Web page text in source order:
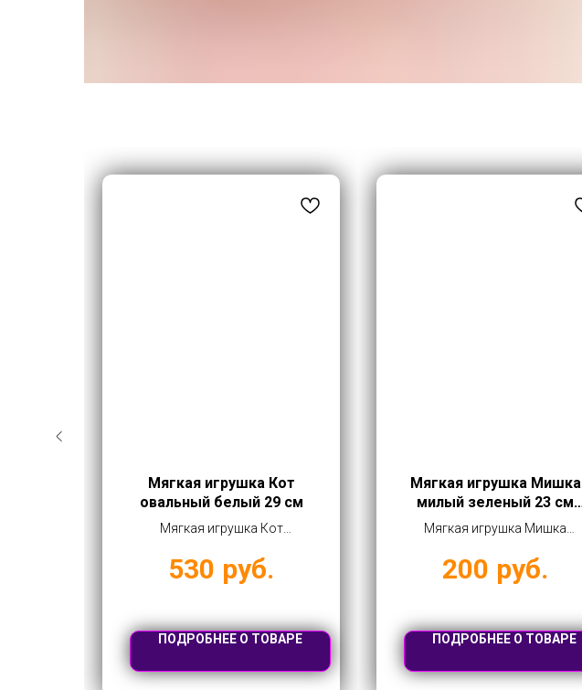
Мягкая игрушка Кот
овальный белый 29 см
Мягкая игрушка Кот
оптом от 530 руб
530 руб.
ПОДРОБНЕЕ О ТОВАРЕ
Мягкая игрушка Мишка
милый зеленый 23 см
(арт. B1013)
Мягкая игрушка Мишка
B1013) купить оптом от 200
руб
200 руб.
ПОДРОБНЕЕ О ТОВАРЕ